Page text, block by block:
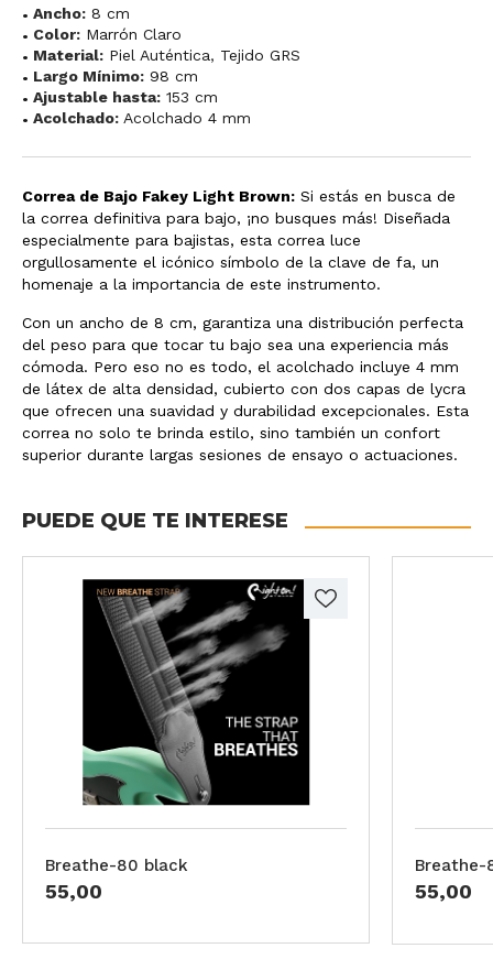
Ancho: 8 cm
Color: Marrón Claro
Material: Piel Auténtica, Tejido GRS
Largo Mínimo: 98 cm
Ajustable hasta: 153 cm
Acolchado: Acolchado 4 mm
Correa de Bajo Fakey Light Brown: Si estás en busca de
la correa definitiva para bajo, ¡no busques más! Diseñada
especialmente para bajistas, esta correa luce
orgullosamente el icónico símbolo de la clave de fa, un
homenaje a la importancia de este instrumento.
Con un ancho de 8 cm, garantiza una distribución perfecta
del peso para que tocar tu bajo sea una experiencia más
cómoda. Pero eso no es todo, el acolchado incluye 4 mm
de látex de alta densidad, cubierto con dos capas de lycra
que ofrecen una suavidad y durabilidad excepcionales. Esta
correa no solo te brinda estilo, sino también un confort
superior durante largas sesiones de ensayo o actuaciones.
PUEDE QUE TE INTERESE
Breathe-80 black
55,00
Breathe-
55,00